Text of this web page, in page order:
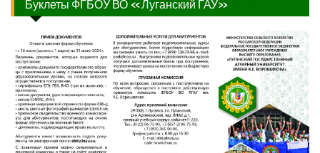
Буклеты ФГБОУ ВО «Луганский ГАУ»